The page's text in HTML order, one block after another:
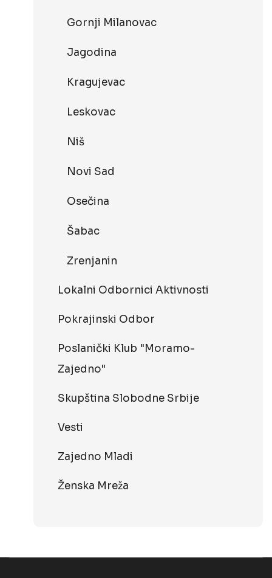
Gornji Milanovac
Jagodina
Kragujevac
Leskovac
Niš
Novi Sad
Osečina
Šabac
Zrenjanin
Lokalni Odbornici Aktivnosti
Pokrajinski Odbor
Poslanički Klub "Moramo-
Zajedno"
Skupština Slobodne Srbije
Vesti
Zajedno Mladi
Ženska Mreža